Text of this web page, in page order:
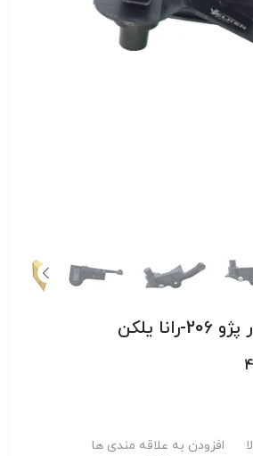
یلکن
افزودن به علاقه مندی ها